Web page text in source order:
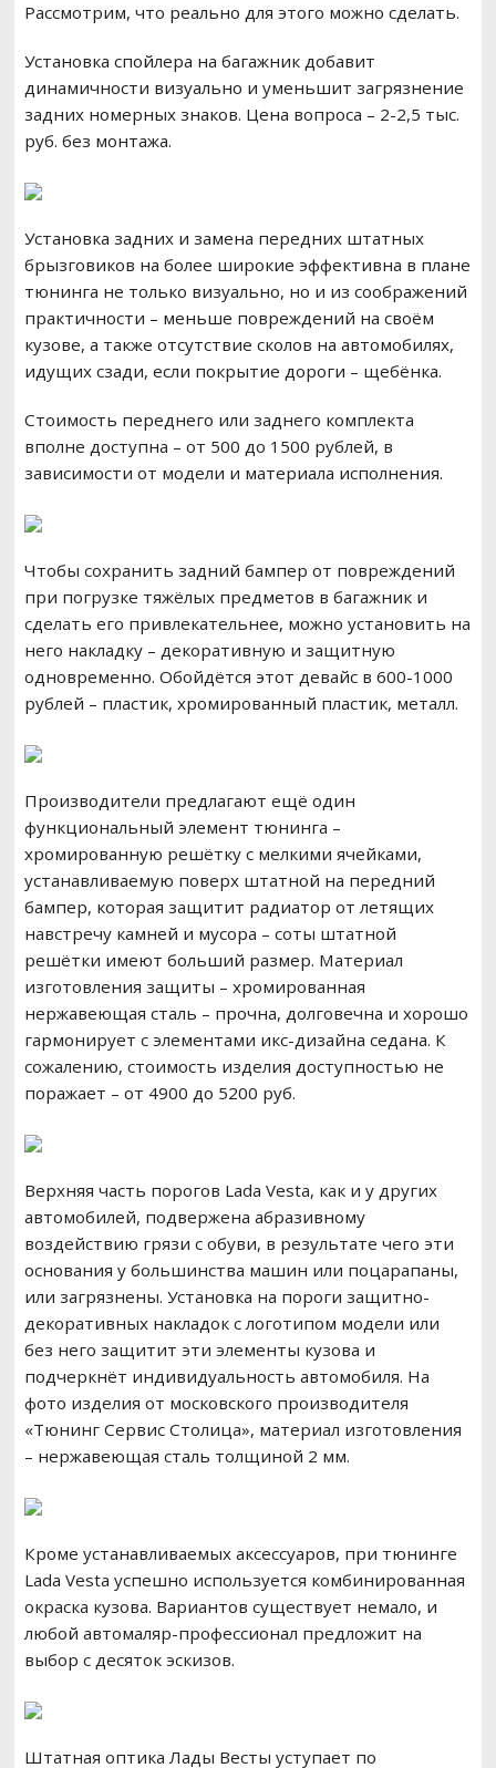
Рассмотрим, что реально для этого можно сделать.
Установка спойлера на багажник добавит
динамичности визуально и уменьшит загрязнение
задних номерных знаков. Цена вопроса – 2-2,5 тыс.
руб. без монтажа.
Установка задних и замена передних штатных
брызговиков на более широкие эффективна в плане
тюнинга не только визуально, но и из соображений
практичности – меньше повреждений на своём
кузове, а также отсутствие сколов на автомобилях,
идущих сзади, если покрытие дороги – щебёнка.
Стоимость переднего или заднего комплекта
вполне доступна – от 500 до 1500 рублей, в
зависимости от модели и материала исполнения.
Чтобы сохранить задний бампер от повреждений
при погрузке тяжёлых предметов в багажник и
сделать его привлекательнее, можно установить на
него накладку – декоративную и защитную
одновременно. Обойдётся этот девайс в 600-1000
рублей – пластик, хромированный пластик, металл.
Производители предлагают ещё один
функциональный элемент тюнинга –
хромированную решётку с мелкими ячейками,
устанавливаемую поверх штатной на передний
бампер, которая защитит радиатор от летящих
навстречу камней и мусора – соты штатной
решётки имеют больший размер. Материал
изготовления защиты – хромированная
нержавеющая сталь – прочна, долговечна и хорошо
гармонирует с элементами икс-дизайна седана. К
сожалению, стоимость изделия доступностью не
поражает – от 4900 до 5200 руб.
Верхняя часть порогов Lada Vesta, как и у других
автомобилей, подвержена абразивному
воздействию грязи с обуви, в результате чего эти
основания у большинства машин или поцарапаны,
или загрязнены. Установка на пороги защитно-
декоративных накладок с логотипом модели или
без него защитит эти элементы кузова и
подчеркнёт индивидуальность автомобиля. На
фото изделия от московского производителя
«Тюнинг Сервис Столица», материал изготовления
– нержавеющая сталь толщиной 2 мм.
Кроме устанавливаемых аксессуаров, при тюнинге
Lada Vesta успешно используется комбинированная
окраска кузова. Вариантов существует немало, и
любой автомаляр-профессионал предложит на
выбор с десяток эскизов.
Штатная оптика Лады Весты уступает по